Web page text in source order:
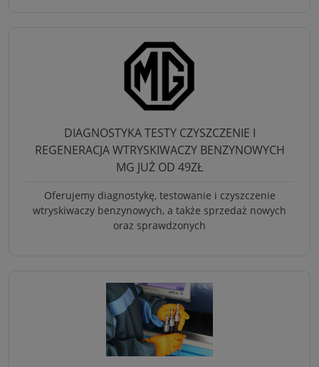
DIAGNOSTYKA TESTY CZYSZCZENIE I
REGENERACJA WTRYSKIWACZY BENZYNOWYCH
MG JUŻ OD 49ZŁ
Oferujemy diagnostykę, testowanie i czyszczenie
wtryskiwaczy benzynowych, a także sprzedaż nowych
oraz sprawdzonych